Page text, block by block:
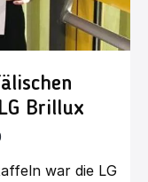
Brillux
war die LG